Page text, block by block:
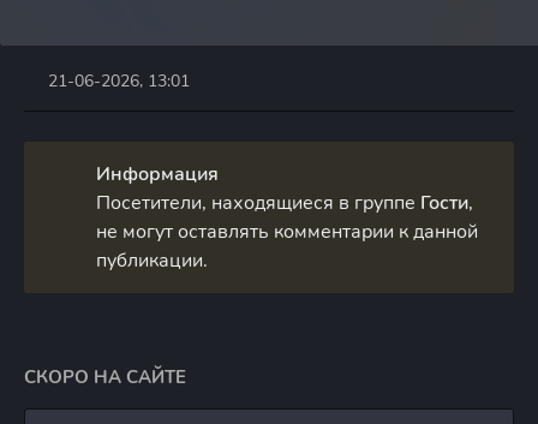
21-06-2026, 13:01
Информация
Посетители, находящиеся в группе Гости,
не могут оставлять комментарии к данной
публикации.
СКОРО НА САЙТЕ